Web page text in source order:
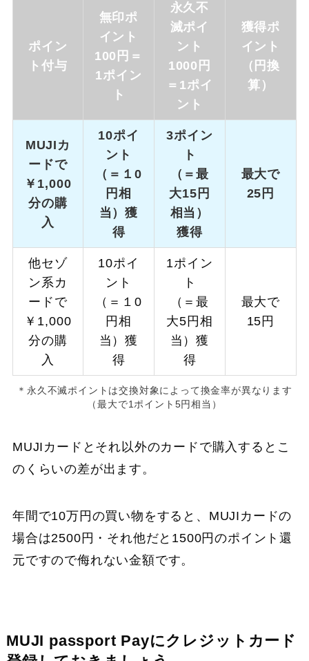
ポイン
ト付与
無印ポ
イント
100円＝
1ポイン
ト
永久不
滅ポイ
ント
1000円
＝1ポイ
ント
獲得ポ
イント
（円換
算）
MUJIカ
ードで
￥1,000
分の購
入
10ポイ
ント
（＝１0
円相
当）獲
得
3ポイン
ト
（＝最
大15円
相当）
獲得
最大で
25円
他セゾ
ン系カ
ードで
￥1,000
分の購
入
10ポイ
ント
（＝１0
円相
当）獲
得
1ポイン
ト
（＝最
大5円相
当）獲
得
最大で
15円
＊永久不滅ポイントは交換対象によって換金率が異なります
（最大で1ポイント5円相当）
MUJIカードとそれ以外のカードで購入するとこ
のくらいの差が出ます。
年間で10万円の買い物をすると、MUJIカードの
場合は2500円・それ他だと1500円のポイント還
元ですので侮れない金額です。
MUJI passport Payにクレジットカード